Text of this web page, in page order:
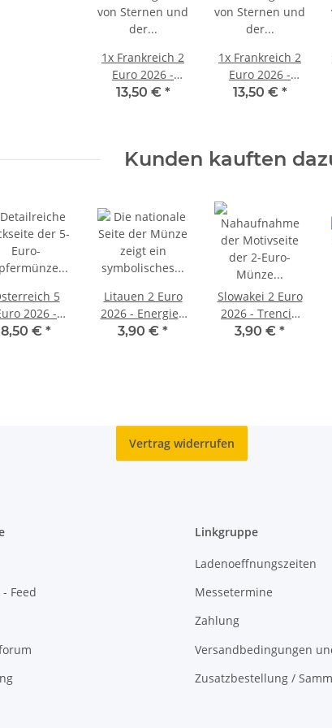
1x Frankreich 2
Euro 2026 -
Kleiner Prinz mit
13,50 € *
1x Frankreich 2
Euro 2026 -
Kleiner Prinz auf
13,50 € *
Kunden kauften
5
2026 -
Dürers
8,50 € *
Litauen 2 Euro
2026 - Energie -
unc.
3,90 € *
Slowakei 2 Euro
2026 - Trencin
unc.
3,90 € *
Vertrag widerrufen
- Feed
Linkgruppe
Ladenoeffnungszeiten
Messetermine
Zahlung
Versandbedingungen
Zusatzbestellung /